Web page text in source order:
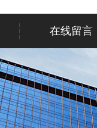
在线留言